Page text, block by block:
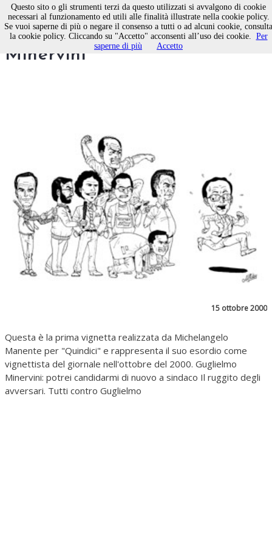
Tutti contro Guglielmo
Minervini
15 ottobre 2000
Questa è la prima vignetta realizzata da Michelangelo
Manente per "Quindici" e rappresenta il suo esordio come
vignettista del giornale nell'ottobre del 2000. Guglielmo
Minervini: potrei candidarmi di nuovo a sindaco Il ruggito degli
avversari. Tutti contro Guglielmo
Questo sito o gli strumenti terzi da questo utilizzati si avvalgono di cookie
necessari al funzionamento ed utili alle finalità illustrate nella cookie policy.
Se vuoi saperne di più o negare il consenso a tutti o ad alcuni cookie, consulta
la cookie policy. Cliccando su "Accetto" acconsenti all’uso dei cookie. Per
saperne di più
Accetto